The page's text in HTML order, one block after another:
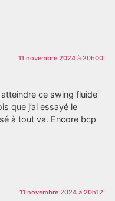
11 novembre 2024 à 20h00
ce swing fluide
que j’ai essayé le
à tout va. Encore bcp
11 novembre 2024 à 20h12